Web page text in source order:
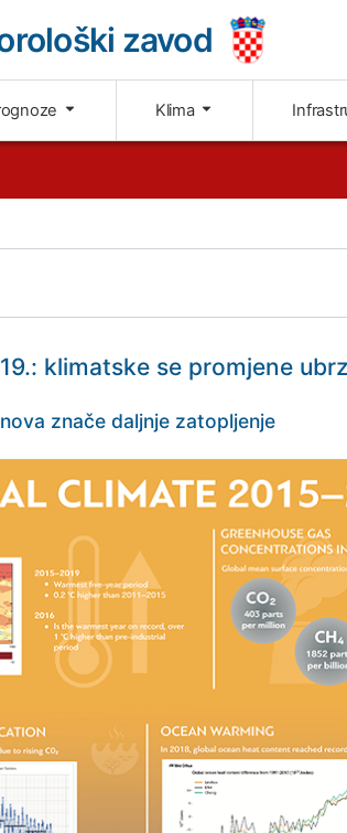
zavod
Klima
klimatske se promjene
znače daljnje zatopljenje